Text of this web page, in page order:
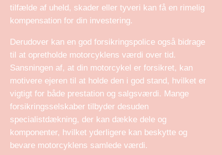
tilfælde af uheld, skader eller tyveri kan få en rimelig
kompensation for din investering.
Derudover kan en god forsikringspolice også bidrage
til at opretholde motorcyklens værdi over tid.
Sansningen af, at din motorcykel er forsikret, kan
motivere ejeren til at holde den i god stand, hvilket er
vigtigt for både prestation og salgsværdi. Mange
forsikringsselskaber tilbyder desuden
specialistdækning, der kan dække dele og
komponenter, hvilket yderligere kan beskytte og
bevare motorcyklens samlede værdi.